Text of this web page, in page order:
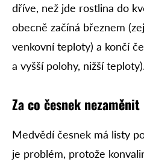
dříve, než jde rostlina do
obecně začíná březnem
venkovní teploty) a končí
a vyšší polohy, nižší teploty).
Za co česnek nezaměnit
Medvědí česnek má listy
je problém, protože